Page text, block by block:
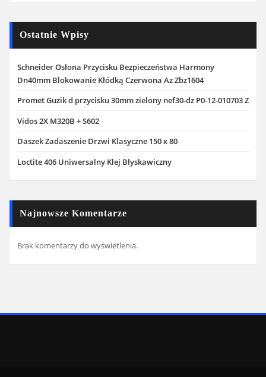
Ostatnie Wpisy
Schneider Osłona Przycisku Bezpieczeństwa Harmony
Dn40mm Blokowanie Kłódką Czerwona Az Zbz1604
Promet Guzik d przycisku 30mm zielony nef30-dz P0-12-010703 Z
Vidos 2X M320B + S602
Daszek Zadaszenie Drzwi Klasyczne 150 x 80
Loctite 406 Uniwersalny Klej Błyskawiczny
Najnowsze Komentarze
Brak komentarzy do wyświetlenia.